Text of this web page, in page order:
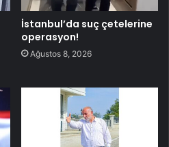
İstanbul’da suç çetelerine
operasyon!
Ağustos 8, 2026